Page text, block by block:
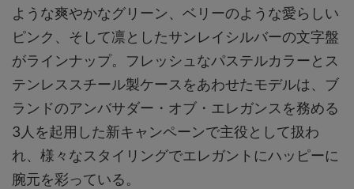
ような爽やかなグリーン、ベリーのような愛らしい
ピンク、そして凛としたサンレイシルバーの文字盤
がラインナップ。フレッシュなパステルカラーとス
テンレススチール製ケースをあわせたモデルは、ブ
ランドのアンバサダー・オブ・エレガンスを務める
3人を起用した新キャンペーンで主役として扱わ
れ、様々なスタイリングでエレガントにハッピーに
腕元を彩っている。